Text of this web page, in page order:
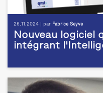
26.11.2024 | par Fabrice Seyve
Nouveau logiciel
intégrant